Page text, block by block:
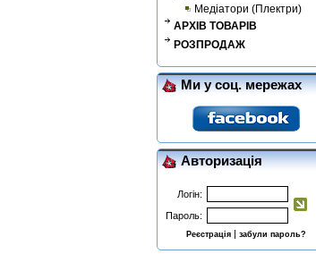
Медіатори (Плектри)
АРХІВ ТОВАРІВ
РОЗПРОДАЖ
Ми у соц. мережах
Авторизація
Логін:
Пароль:
Реєстрація| забули пароль?